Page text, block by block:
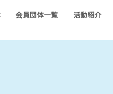
会員団体一覧 活動紹介